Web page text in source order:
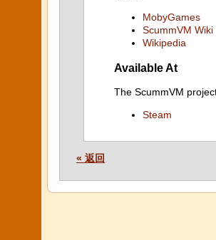
MobyGames
ScummVM Wiki
Wikipedia
Available At
The ScummVM
Steam
« 返回